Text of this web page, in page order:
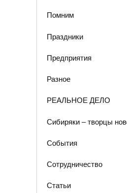
Помним
Праздники
Предприятия
Разное
РЕАЛЬНОЕ ДЕЛО
Сибиряки – творцы
События
Сотрудничество
Статьи